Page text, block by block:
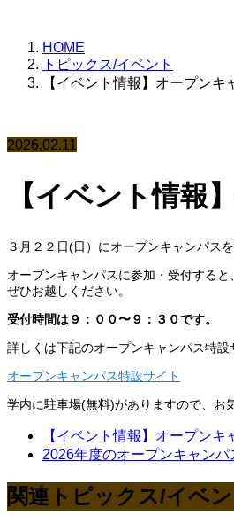
HOME
トピックス/イベント
【イベント情報】オープン
2026.02.11
【イベント情報
３月２２日(日）にオープンキャンパスを
オープンキャンパスに参加・受付する
ぜひお越しください。
受付時間は９：００〜９：３０です。
詳しくは下記のオープンキャンパス特設
オープンキャンパス特設サイト
学内に駐車場(無料)がありますので、お
【イベント情報】オープンキ
2026年度のオープンキャンパ
関連トピックス/イベン